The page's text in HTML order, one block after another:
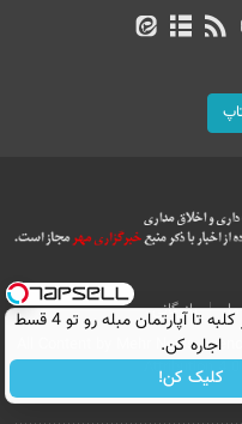
بازرگانی
All Content by Mehr News
Attribution
اجاره‌ قسطی ویلا! از کلبه تا آپارتمان مبله رو تو 4 قسط
اجاره کن.
کلیک کن!